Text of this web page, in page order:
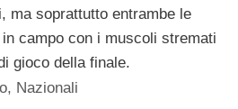
ma soprattutto entrambe le
campo con i muscoli stremati
gioco della finale.
, Nazionali